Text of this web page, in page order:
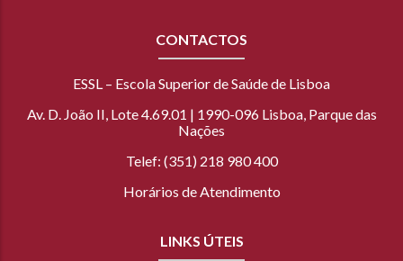
CONTACTOS
ESSL – Escola Superior de Saúde de Lisboa
Av. D. João II, Lote 4.69.01 | 1990-096 Lisboa, Parque das
Nações
Telef: (351) 218 980 400
Horários de Atendimento
LINKS ÚTEIS